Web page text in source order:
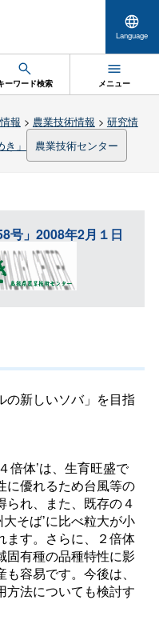
Language
ーワード検索 メニュー
報 > 農業技術情報 > 研究情
」 農業技術センター
号」2008年2月１日
の新しいソバ」を目指
倍体’は、生育旺盛で
に優れるため台風等の
れ、また、既存の４
大そば’に比べ粒大が小
ます。さらに、２倍体
固有種の品種特性に影
容易です。今後は、
方法についても検討す